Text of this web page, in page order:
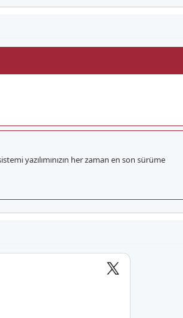
yazılımınızın her zaman en son sürüme